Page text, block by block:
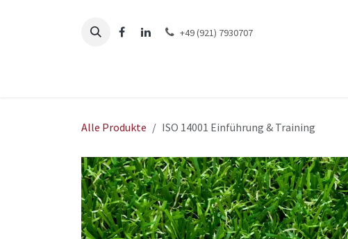
+49 (921) 7930707
Alle Produkte ISO 14001 Einführung & Training